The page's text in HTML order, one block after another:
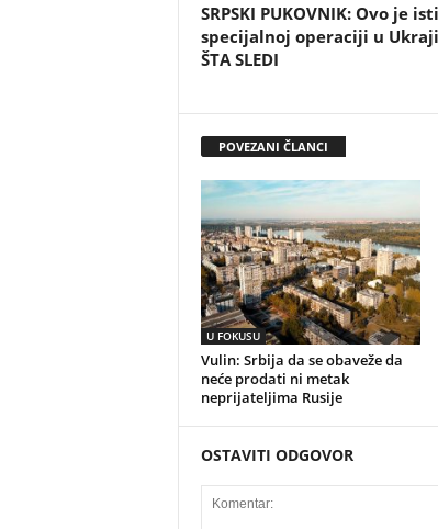
SRPSKI PUKOVNIK: Ovo je
specijalnoj operaciji u
ŠTA SLEDI
POVEZANI ČLANCI
U FOKUSU
Vulin: Srbija da se obaveže da
neće prodati ni metak
neprijateljima Rusije
OSTAVITI ODGOVOR